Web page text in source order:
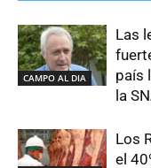
CAMPO AL DIA
Las
país
la
Los
el